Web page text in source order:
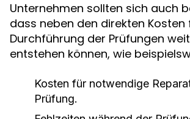
Unternehmen sollten sich auch
dass neben den direkten Kosten
Durchführung der Prüfungen
entstehen können, wie
Kosten für notwendige
Prüfung.